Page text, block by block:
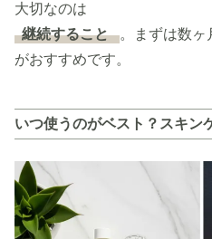
大切なのは
継続すること 。まずは数
がおすすめです。
いつ使うのがベスト？スキン